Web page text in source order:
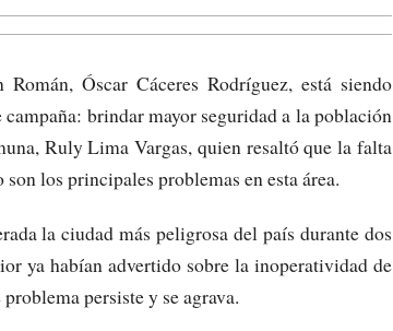
Óscar Cáceres Rodríguez, está siendo
brindar mayor seguridad a la población
Ruly Lima Vargas, quien resaltó que la falta
los principales problemas en esta área.
la ciudad más peligrosa del país durante dos
ya habían advertido sobre la inoperatividad de
persiste y se agrava.